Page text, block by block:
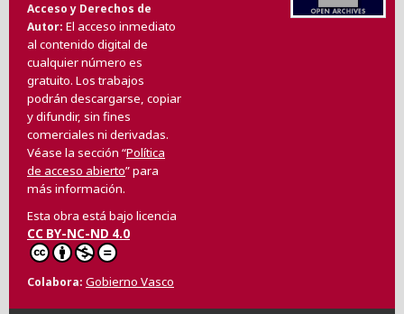
Acceso y Derechos de
Autor El acceso inmediato
al contenido digital de
cualquier número es
gratuito. Los trabajos
podrán descargarse, copiar
y difundir, sin fines
comerciales ni derivadas.
Véase la sección “Política
de acceso abierto” para
más información.
Esta obra está bajo licencia
CC BY-NC-ND 4.0
Colabora Gobierno Vasco